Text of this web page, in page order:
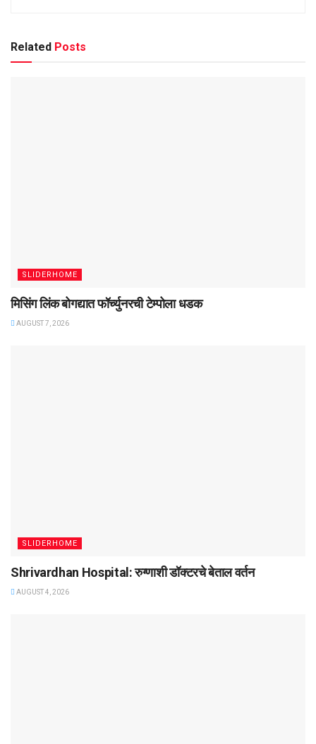
Related Posts
SLIDERHOME
मिसिंग लिंक बोगद्यात फॉर्च्युनरची टेम्पोला धडक
AUGUST 7, 2026
SLIDERHOME
Shrivardhan Hospital: रुग्णाशी डॉक्टरचे बेताल वर्तन
AUGUST 4, 2026